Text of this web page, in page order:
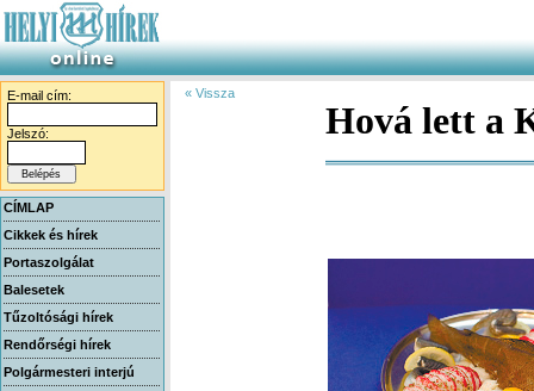
E-mail cím:
Jelszó:
CÍMLAP
Cikkek és hírek
Portaszolgálat
Balesetek
Tűzoltósági hírek
Rendőrségi hírek
Polgármesteri interjú
« Vissza
Hová lett a